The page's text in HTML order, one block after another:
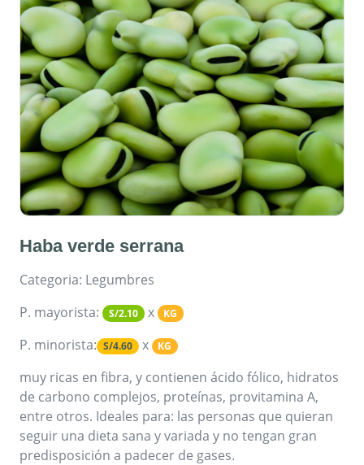
Haba verde serrana
Categoria: Legumbres
P. mayorista:
S/2.10 x KG
P. minorista: S/4.60 x KG
muy ricas en fibra, y contienen ácido fólico, hidratos
de carbono complejos, proteínas, provitamina A,
entre otros. Ideales para: las personas que quieran
seguir una dieta sana y variada y no tengan gran
predisposición a padecer de gases.